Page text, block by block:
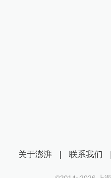
关于澎湃 | 联系我们